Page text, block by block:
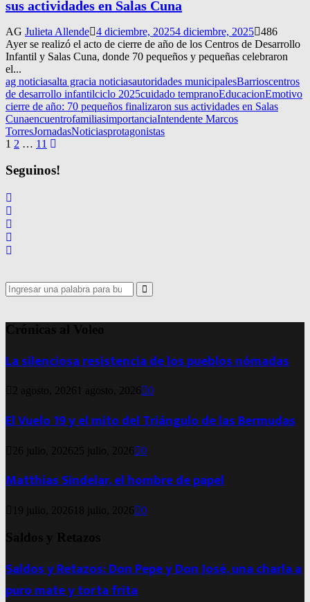
sus actividades en Salas Cuna
AG Julieta Allende 4 diciembre, 20254 diciembre, 2025 486
Ayer se realizó el acto de cierre de año de los Centros de Desarrollo
Infantil y Salas Cuna, donde 70 pequeños y pequeñas celebraron
el...
ag noticiasalta gracia noticiasautoridades municipalesBarrioscentros
de desarrollo infantilciclo 2025cuidado tempranoEducacionEmotivo
cierre de año: 70 pequeños finalizaron sus actividades en Salas
CunaencuentrofamiliasimportanciaIntendente Marcos
TorresJornadasNoticiasprotagonistas
Navegación
de
entradas
1 2 … 11
Seguinos!
Search
for:
Search
Crónicas al Voleo
La silenciosa resistencia de los pueblos nómadas
2 agosto, 2026 1 agosto, 2026 0
El Vuelo 19 y el mito del Triángulo de las Bermudas
26 julio, 2026 25 julio, 2026 0
Matthias Sindelar, el hombre de papel
19 julio, 2026 18 julio, 2026 0
Saldos y Retazos
Saldos y Retazos: Don Pepe y Don José, una charla a
puro mate y torta frita